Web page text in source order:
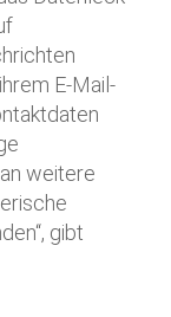
E-Mail-
weitere
gibt